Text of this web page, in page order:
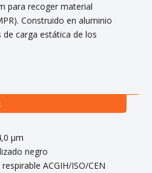
para recoger material
Construido en aluminio
carga estática de los
µm
negro
ACGIH/ISO/CEN